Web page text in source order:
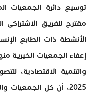
توسيع دائرة الجمعيات
مقترح للفريق الاشتراكى
الأنشطة ذات الطابع
إعفاء الجمعيات الخيرية
والتنمية الاقتصادية،
2025، أن كل